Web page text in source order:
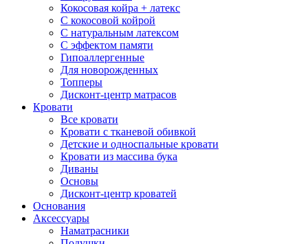
Кокосовая койра + латекс
С кокосовой койрой
С натуральным латексом
С эффектом памяти
Гипоаллергенные
Для новорожденных
Топперы
Дисконт-центр матрасов
Кровати
Все кровати
Кровати с тканевой обивкой
Детские и односпальные кровати
Кровати из массива бука
Диваны
Основы
Дисконт-центр кроватей
Основания
Аксессуары
Наматрасники